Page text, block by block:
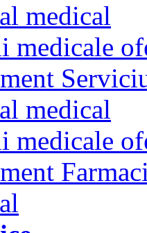
medical
medicale
medical
medicale